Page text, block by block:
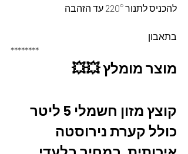
להכניס לתנור 220° עד הזהבה
בתאבון
********
מוצר מומלץ 💥💥
קוצץ מזון חשמלי 5 ליטר
כולל קערת נירוסטה